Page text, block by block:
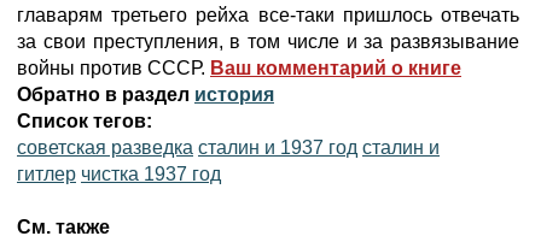
главарям третьего рейха все-таки пришлось отвечать
за свои преступления, в том числе и за развязывание
войны против СССР. Ваш комментарий о книге
Обратно в раздел история
Список тегов:
советская разведка сталин и 1937 год сталин и
гитлер чистка 1937 год
См. также